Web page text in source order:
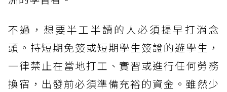
不過，想要半工半讀的人必須提早打消念
頭。持短期免簽或短期學生簽證的遊學生，
一律禁止在當地打工、實習或進行任何勞務
換宿，出發前必須準備充裕的資金。雖然少